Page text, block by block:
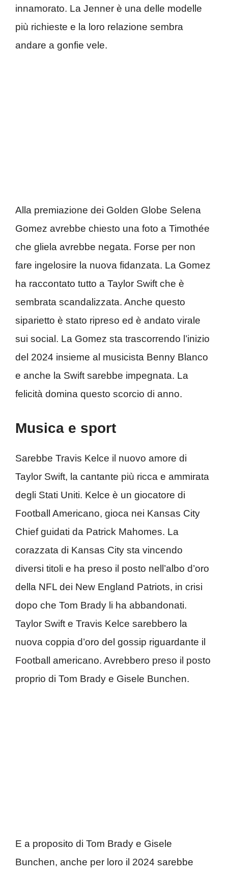
innamorato. La Jenner è una delle modelle
più richieste e la loro relazione sembra
andare a gonfie vele.
Alla premiazione dei Golden Globe Selena
Gomez avrebbe chiesto una foto a Timothée
che gliela avrebbe negata. Forse per non
fare ingelosire la nuova fidanzata. La Gomez
ha raccontato tutto a Taylor Swift che è
sembrata scandalizzata. Anche questo
siparietto è stato ripreso ed è andato virale
sui social. La Gomez sta trascorrendo l’inizio
del 2024 insieme al musicista Benny Blanco
e anche la Swift sarebbe impegnata. La
felicità domina questo scorcio di anno.
Musica e sport
Sarebbe Travis Kelce il nuovo amore di
Taylor Swift, la cantante più ricca e ammirata
degli Stati Uniti. Kelce è un giocatore di
Football Americano, gioca nei Kansas City
Chief guidati da Patrick Mahomes. La
corazzata di Kansas City sta vincendo
diversi titoli e ha preso il posto nell’albo d’oro
della NFL dei New England Patriots, in crisi
dopo che Tom Brady li ha abbandonati.
Taylor Swift e Travis Kelce sarebbero la
nuova coppia d’oro del gossip riguardante il
Football americano. Avrebbero preso il posto
proprio di Tom Brady e Gisele Bunchen.
E a proposito di Tom Brady e Gisele
Bunchen, anche per loro il 2024 sarebbe